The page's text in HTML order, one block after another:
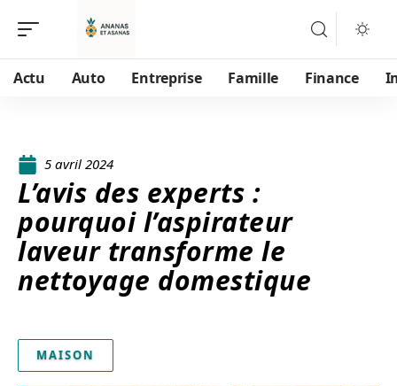
Actu Auto Entreprise Famille Finance
5 avril 2024
L’avis des experts :
pourquoi l’aspirateur
laveur transforme le
nettoyage domestique
MAISON